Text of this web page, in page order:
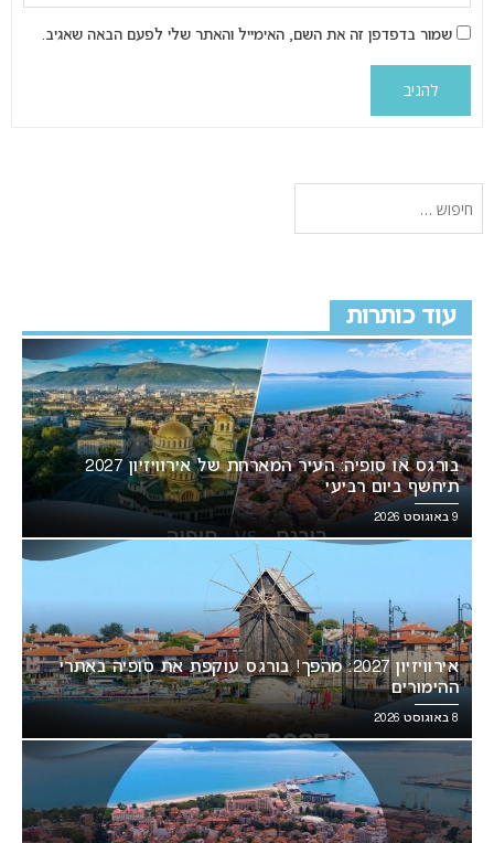
שמור בדפדפן זה את השם, האימייל והאתר שלי לפעם הבאה שאגיב.
עוד כותרות
בורגס או סופיה: העיר המארחת של אירוויזיון 2027
תיחשף ביום רביעי
9 באוגוסט 2026
אירוויזיון 2027: מהפך! בורגס עוקפת את סופיה באתרי
ההימורים
8 באוגוסט 2026